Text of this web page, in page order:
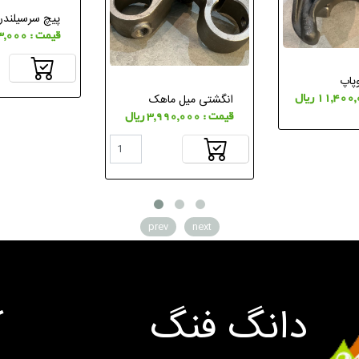
پیچ سرسیلندر
قیمت : 1,653,000 ریال
انگشتی میل ماهک
قیمت : 3,990,000 ریال
prev next
دانگ فنگ